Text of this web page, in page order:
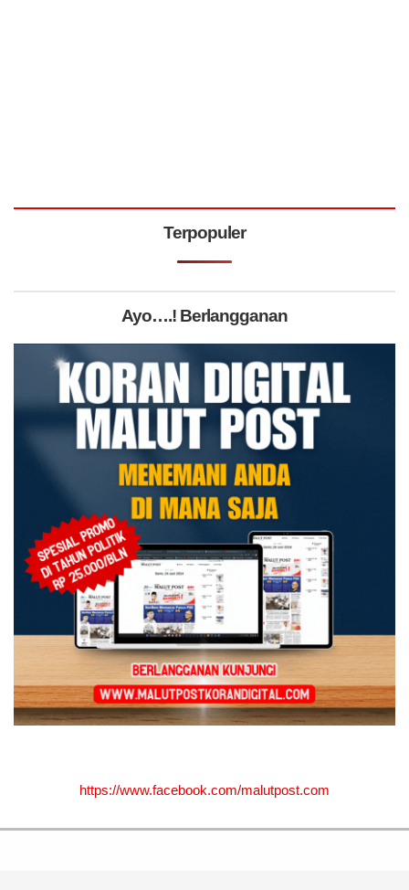
Terpopuler
Ayo….! Berlangganan
https://www.facebook.com/malutpost.com